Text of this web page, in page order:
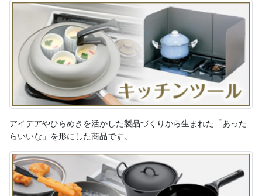
アイデアやひらめきを活かした製品づくりから生まれた「あった
らいいな」を形にした商品です。